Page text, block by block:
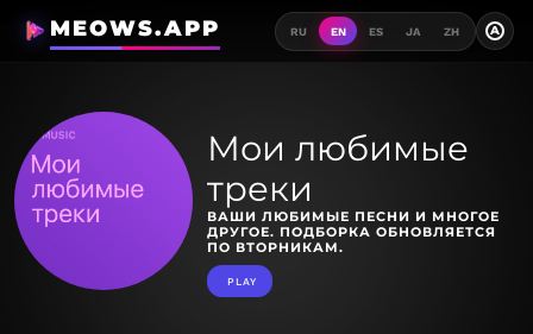
MEOWS.APP RU EN ES JA ZH A
Мои любимые
треки
ВАШИ ЛЮБИМЫЕ ПЕСНИ И МНОГОЕ
ДРУГОЕ. ПОДБОРКА ОБНОВЛЯЕТСЯ
ПО ВТОРНИКАМ.
PLAY